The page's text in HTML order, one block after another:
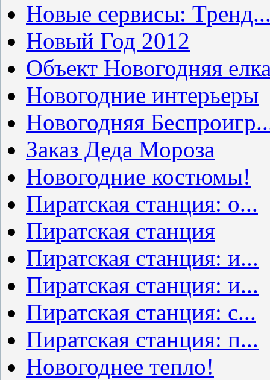
Новые сервисы:
Новый Год 2012
Объект Новогодняя
Новогодние интерьеры
Новогодняя
Заказ Деда Мороза
Новогодние костюмы!
Пиратская станция: о...
Пиратская станция
Пиратская станция: и...
Пиратская станция: и...
Пиратская станция: с...
Пиратская станция: п...
Новогоднее тепло!